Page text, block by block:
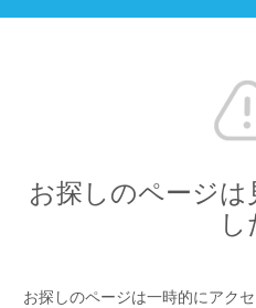
お探しのページ
し
お探しのページは一時的にアク